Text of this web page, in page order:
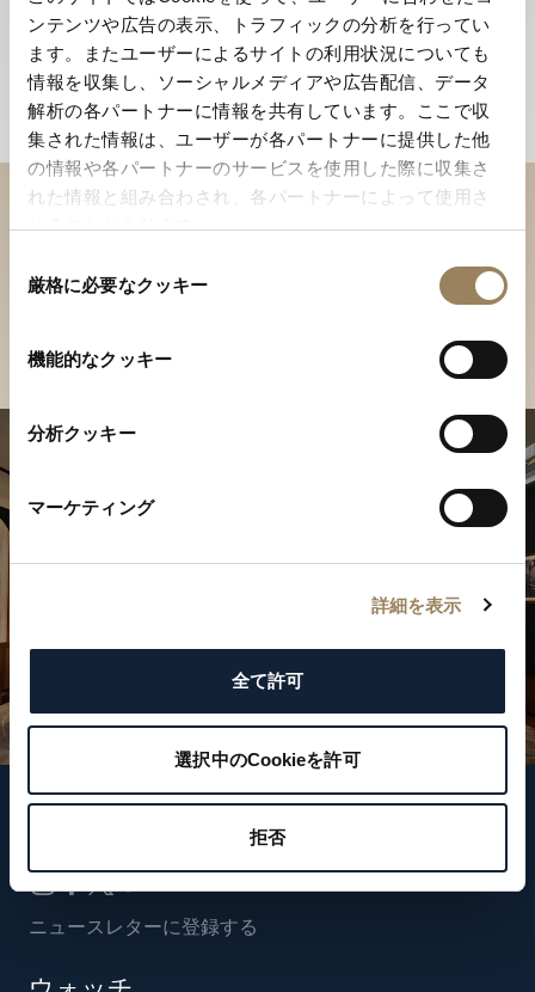
ンテンツや広告の表示、トラフィックの分析を行ってい
ます。またユーザーによるサイトの利用状況についても
情報を収集し、ソーシャルメディアや広告配信、データ
解析の各パートナーに情報を共有しています。ここで収
集された情報は、ユーザーが各パートナーに提供した他
の情報や各パートナーのサービスを使用した際に収集さ
れた情報と組み合わされ、各パートナーによって使用さ
れることがあります。
厳格に必要なクッキー
機能的なクッキー
分析クッキー
マーケティング
詳細を表示
全て許可
選択中のCookieを許可
拒否
ブティックでコレクションを
ご覧ください
ニュースレターに登録する